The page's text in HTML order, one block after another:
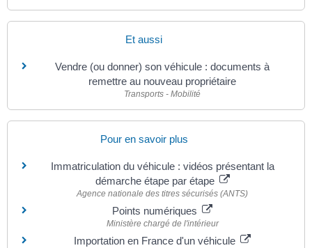
Et aussi
Vendre (ou donner) son véhicule : documents à
remettre au nouveau propriétaire
Transports - Mobilité
Pour en savoir plus
Immatriculation du véhicule : vidéos présentant la
démarche étape par étape
Agence nationale des titres sécurisés (ANTS)
Points numériques
Ministère chargé de l'intérieur
Importation en France d'un véhicule